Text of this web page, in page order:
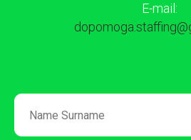
E-mail: